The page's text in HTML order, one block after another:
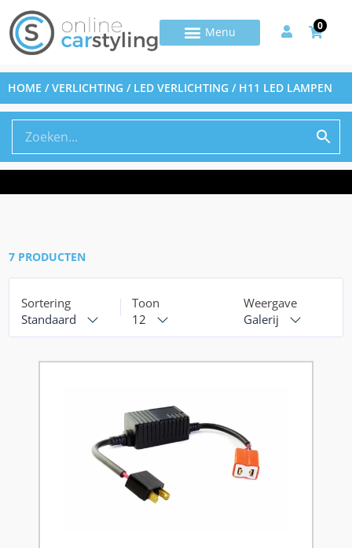
0
HOME /VERLICHTING / LED VERLICHTING / H11 LED LAMPEN
7 PRODUCTEN
Sortering
Standaard
Toon
12
Weergave
Galerij